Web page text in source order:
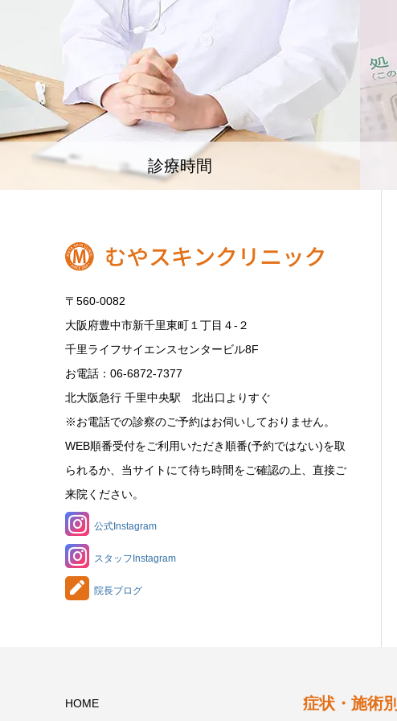
診療時間
〒560-0082
大阪府豊中市新千里東町１丁目４‐２
千里ライフサイエンスセンタービル8F
お電話：06-6872-7377
北大阪急行 千里中央駅 北出口よりすぐ
※お電話での診察のご予約はお伺いしておりません。
WEB順番受付をご利用いただき順番(予約ではない)を取
られるか、当サイトにて待ち時間をご確認の上、直接ご
来院ください。
公式Instagram
スタッフInstagram
院長ブログ
HOME 症状・施術別